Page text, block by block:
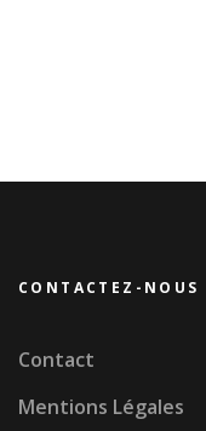
CONTACTEZ-NOUS
Contact
Mentions Légales